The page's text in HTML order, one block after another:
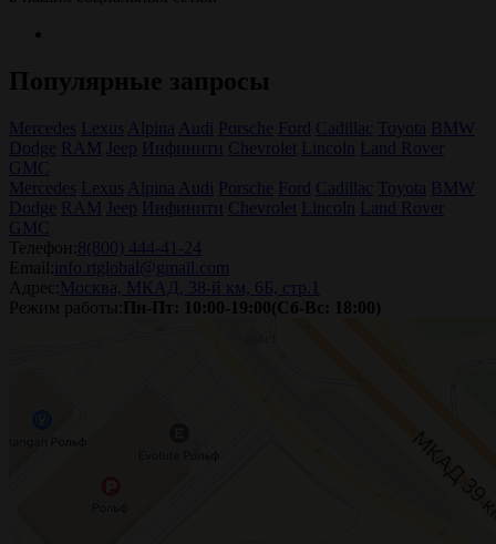
Популярные запросы
Mercedes Lexus Alpina Audi Porsche Ford Cadillac Toyota BMW
Dodge RAM Jeep Инфинити Chevrolet Lincoln
Land Rover
GMC
Mercedes Lexus Alpina Audi Porsche Ford Cadillac Toyota BMW
Dodge RAM Jeep Инфинити Chevrolet Lincoln
Land Rover
GMC
Телефон: 8(800) 444-41-24
Email:
info.rtglobal@gmail.com
Адрес:
Москва, МКАД, 38-й км, 6Б, стр.1
Режим работы:
Пн-Пт: 10:00-19:00(Сб-Вс: 18:00)